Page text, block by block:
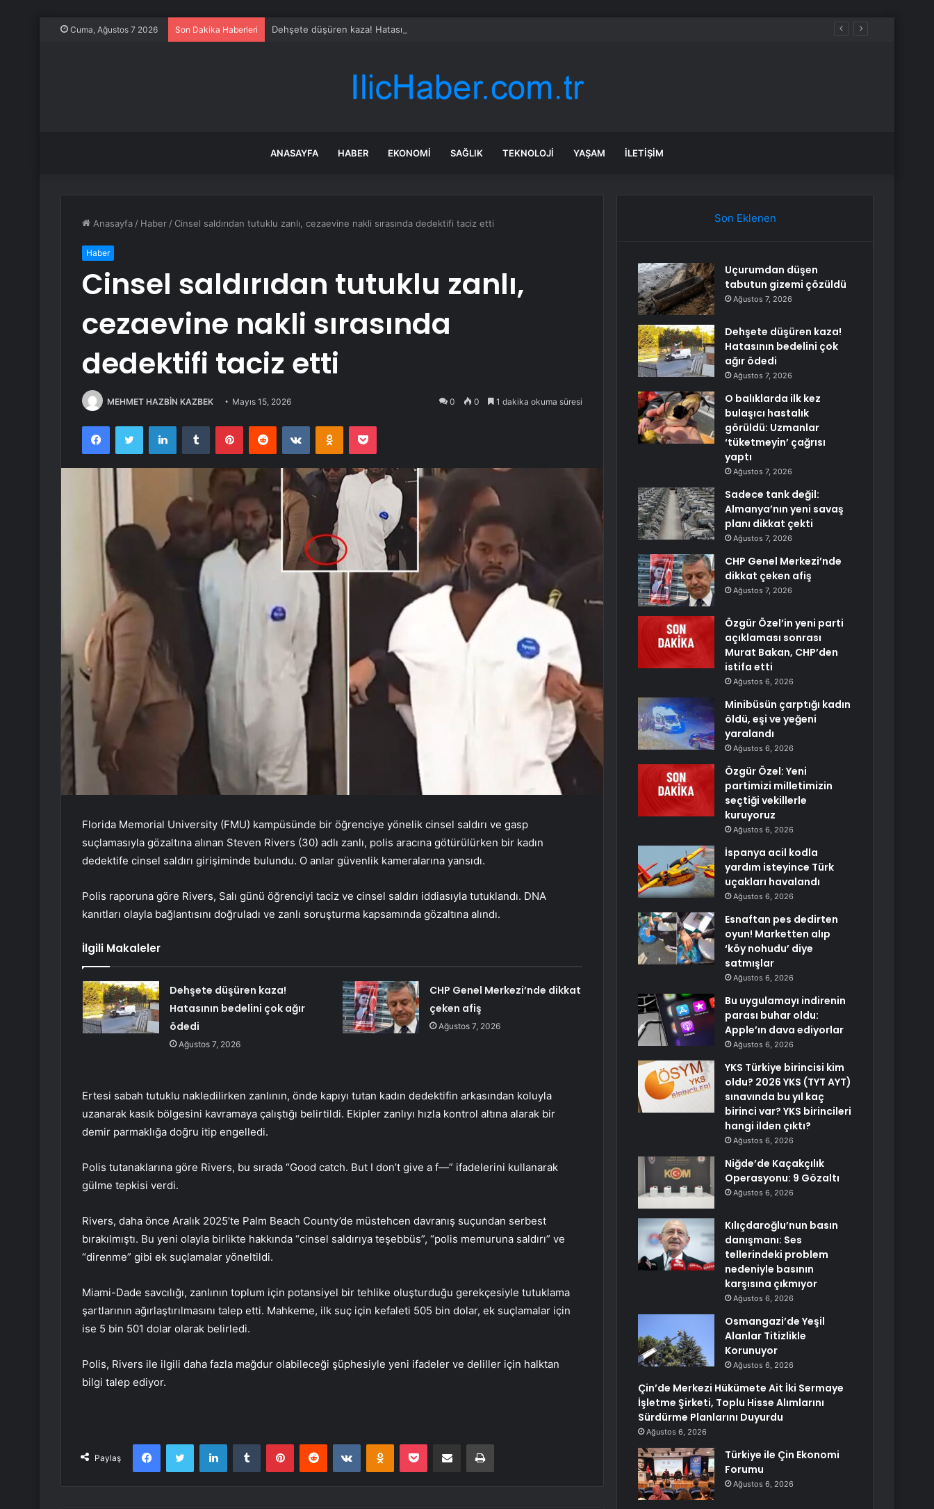
Cuma, Ağustos 7 2026 Son Dakika Haberleri Dehşete düşüren kaza! Hatasının bedelini çok ağır ödedi
ANASAYFA HABER EKONOMI SAĞLIK TEKNOLOJI YAŞAM İLETIŞIM
Anasayfa / Haber / Cinsel saldırıdan tutuklu zanlı, cezaevine nakli sırasında dedektifi taciz etti
Haber
Cinsel saldırıdan tutuklu zanlı,
cezaevine nakli sırasında
dedektifi taciz etti
MEHMET HAZBİN KAZBEK Mayıs 15, 2026 0 0 1 dakika okuma süresi
FacebookTwitter LinkedInTumblr PinterestReddit VKontakteOdnoklassniki
Pocket
Florida Memorial University (FMU) kampüsünde bir öğrenciye yönelik cinsel saldırı ve gasp
suçlamasıyla gözaltına alınan Steven Rivers (30) adlı zanlı, polis aracına götürülürken bir kadın
dedektife cinsel saldırı girişiminde bulundu. O anlar güvenlik kameralarına yansıdı.
Polis raporuna göre Rivers, Salı günü öğrenciyi taciz ve cinsel saldırı iddiasıyla tutuklandı. DNA
kanıtları olayla bağlantısını doğruladı ve zanlı soruşturma kapsamında gözaltına alındı.
İlgili Makaleler
Dehşete düşüren kaza!
Hatasının bedelini çok ağır
ödedi
Ağustos 7, 2026
CHP Genel Merkezi’nde dikkat
çeken afiş
Ağustos 7, 2026
Ertesi sabah tutuklu nakledilirken zanlının, önde kapıyı tutan kadın dedektifin arkasından koluyla
uzanarak kasık bölgesini kavramaya çalıştığı belirtildi. Ekipler zanlıyı hızla kontrol altına alarak bir
demir parmaklığa doğru itip engelledi.
Polis tutanaklarına göre Rivers, bu sırada “Good catch. But I don’t give a f—” ifadelerini kullanarak
gülme tepkisi verdi.
Rivers, daha önce Aralık 2025’te Palm Beach County’de müstehcen davranış suçundan serbest
bırakılmıştı. Bu yeni olayla birlikte hakkında “cinsel saldırıya teşebbüs”, “polis memuruna saldırı” ve
“direnme” gibi ek suçlamalar yöneltildi.
Miami-Dade savcılığı, zanlının toplum için potansiyel bir tehlike oluşturduğu gerekçesiyle tutuklama
şartlarının ağırlaştırılmasını talep etti. Mahkeme, ilk suç için kefaleti 505 bin dolar, ek suçlamalar için
ise 5 bin 501 dolar olarak belirledi.
Polis, Rivers ile ilgili daha fazla mağdur olabileceği şüphesiyle yeni ifadeler ve deliller için halktan
bilgi talep ediyor.
Paylaş
FacebookTwitter LinkedInTumblr PinterestReddit VKontakteOdnoklassniki
Pocket E-Posta ile paylaş Yazdır
Son Eklenen
Uçurumdan düşen
tabutun gizemi çözüldü
Ağustos 7, 2026
Dehşete düşüren kaza!
Hatasının bedelini çok
ağır ödedi
Ağustos 7, 2026
O balıklarda ilk kez
bulaşıcı hastalık
görüldü: Uzmanlar
‘tüketmeyin’ çağrısı
yaptı
Ağustos 7, 2026
Sadece tank değil:
Almanya’nın yeni savaş
planı dikkat çekti
Ağustos 7, 2026
CHP Genel Merkezi’nde
dikkat çeken afiş
Ağustos 7, 2026
Özgür Özel’in yeni parti
açıklaması sonrası
Murat Bakan, CHP’den
istifa etti
Ağustos 6, 2026
Minibüsün çarptığı kadın
öldü, eşi ve yeğeni
yaralandı
Ağustos 6, 2026
Özgür Özel: Yeni
partimizi milletimizin
seçtiği vekillerle
kuruyoruz
Ağustos 6, 2026
İspanya acil kodla
yardım isteyince Türk
uçakları havalandı
Ağustos 6, 2026
Esnaftan pes dedirten
oyun! Marketten alıp
‘köy nohudu’ diye
satmışlar
Ağustos 6, 2026
Bu uygulamayı indirenin
parası buhar oldu:
Apple’ın dava ediyorlar
Ağustos 6, 2026
YKS Türkiye birincisi kim
oldu? 2026 YKS (TYT AYT)
sınavında bu yıl kaç
birinci var? YKS birincileri
hangi ilden çıktı?
Ağustos 6, 2026
Niğde’de Kaçakçılık
Operasyonu: 9 Gözaltı
Ağustos 6, 2026
Kılıçdaroğlu’nun basın
danışmanı: Ses
tellerindeki problem
nedeniyle basının
karşısına çıkmıyor
Ağustos 6, 2026
Osmangazi’de Yeşil
Alanlar Titizlikle
Korunuyor
Ağustos 6, 2026
Çin’de Merkezi Hükümete Ait İki Sermaye
İşletme Şirketi, Toplu Hisse Alımlarını
Sürdürme Planlarını Duyurdu
Ağustos 6, 2026
Türkiye ile Çin Ekonomi
Forumu
Ağustos 6, 2026